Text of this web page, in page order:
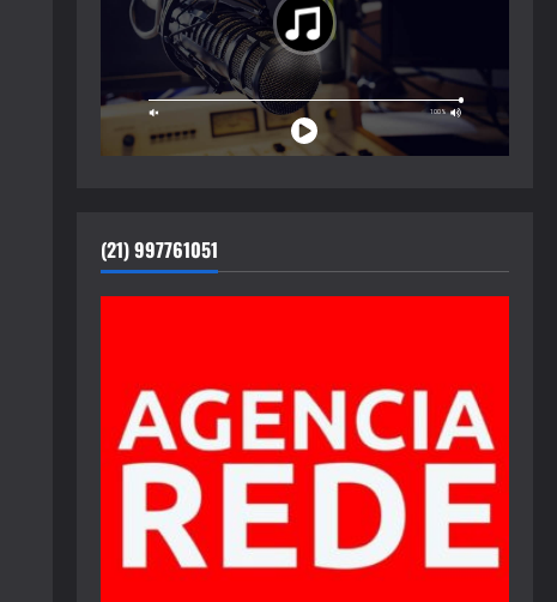
(21) 997761051